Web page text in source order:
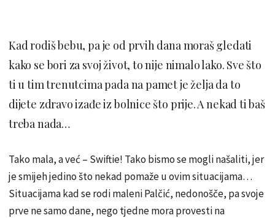
Kad rodiš bebu, pa je od prvih dana moraš gledati
kako se bori za svoj život, to nije nimalo lako. Sve što
ti u tim trenutcima pada na pamet je želja da to
dijete zdravo izađe iz bolnice što prije. A nekad ti baš
treba nada…
Tako mala, a već – Swiftie! Tako bismo se mogli našaliti, jer
je smijeh jedino što nekad pomaže u ovim situacijama…
Situacijama kad se rodi maleni Palčić, nedonošče, pa svoje
prve ne samo dane, nego tjedne mora provesti na